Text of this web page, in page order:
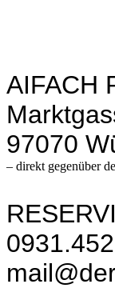
AIFACH
97070
– direkt gegenüber